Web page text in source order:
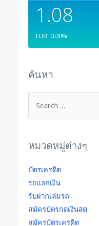
1.08
EUR 0.00%
ค้นหา
หมวดหมู่ต่างๆ
บัตรเครดิต
รถแลกเงิน
รับฝากเล่มรถ
สมัครบัตรกดเงินสด
สมัครบัตรเครดิต